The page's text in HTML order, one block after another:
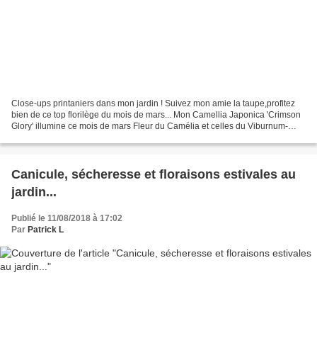
Close-ups printaniers dans mon jardin ! Suivez mon amie la taupe,profitez
bien de ce top florilège du mois de mars... Mon Camellia Japonica 'Crimson
Glory' illumine ce mois de mars Fleur du Camélia et celles du Viburnum-
Canicule, sécheresse et floraisons estivales au
jardin...
Publié le 11/08/2018 à 17:02
Par Patrick L